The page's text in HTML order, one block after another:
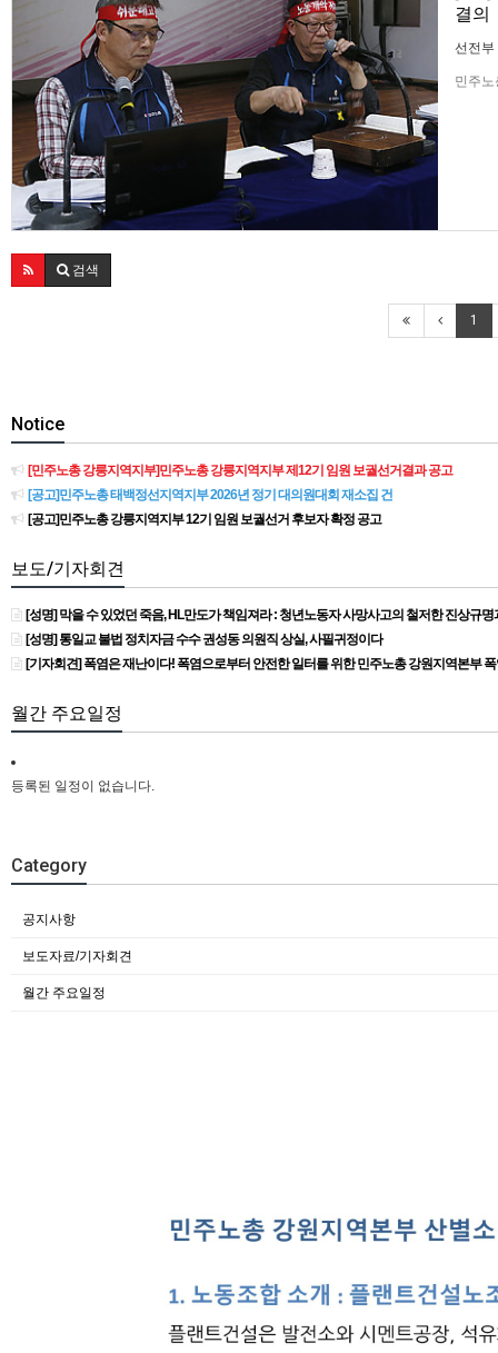
결의
선전부
민주
검색
1
Notice
[민주노총 강릉지역지부]민주노총 강릉지역지부 제12기 임원 보궐선거결과 공고
[공고]민주노총 태백정선지역지부 2026년 정기 대의원대회 재소집 건
[공고]민주노총 강릉지역지부 12기 임원 보궐선거 후보자 확정 공고
보도/기자회견
[성명] 막을 수 있었던 죽음, HL만도가 책임져라 : 청년노동자 사망사고의 철저한 진상규
[성명] 통일교 불법 정치자금 수수 권성동 의원직 상실, 사필귀정이다
[기자회견] 폭염은 재난이다! 폭염으로부터 안전한 일터를 위한 민주노총 강원지역본부
월간 주요일정
등록된 일정이 없습니다.
Category
공지사항
보도자료/기자회견
월간 주요일정